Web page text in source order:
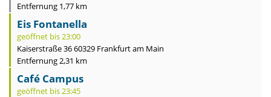
Entfernung 1,77 km
Eis Fontanella
geöffnet bis 23:00
Kaiserstraße 36 60329 Frankfurt am Main
Entfernung 2,31 km
Café Campus
geöffnet bis 23:45